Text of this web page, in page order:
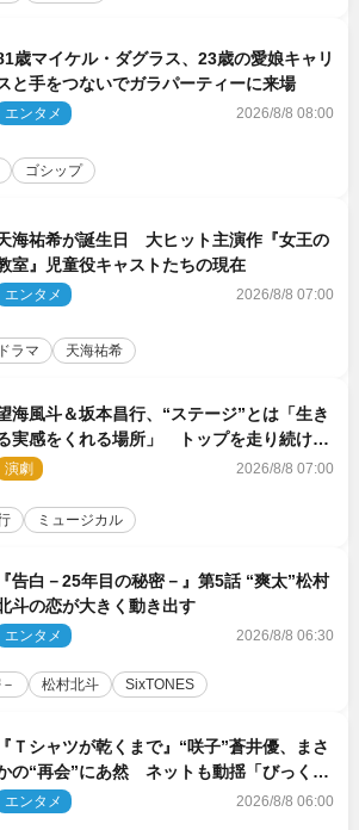
歳マイケル・ダグラス、23歳の愛娘キャリ
と手をつないでガラパーティーに来場
エンタメ 2026/8/8 08:00
ゴシップ
海祐希が誕生日 大ヒット主演作『女王の
室』児童役キャストたちの現在
エンタメ 2026/8/8 07:00
ドラマ 天海祐希
海風斗＆坂本昌行、“ステージ”とは「生き
実感をくれる場所」 トップを走り続ける
動力を語る
演劇 2026/8/8 07:00
ミュージカル
告白－25年目の秘密－』第5話 “爽太”松村
斗の恋が大きく動き出す
エンタメ 2026/8/8 06:30
松村北斗 SixTONES
Ｔシャツが乾くまで』“咲子”蒼井優、まさ
の“再会”にあ然 ネットも動揺「びっくり
た!!」「今さら?!」（ネタバレあり）
エンタメ 2026/8/8 06:00